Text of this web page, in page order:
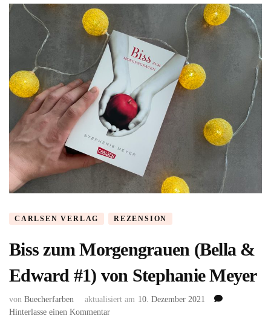
CARLSEN VERLAG REZENSION
Biss zum Morgengrauen (Bella &
Edward #1) von Stephanie Meyer
von Buecherfarben aktualisiert am 10. Dezember 2021
Hinterlasse einen Kommentarzu